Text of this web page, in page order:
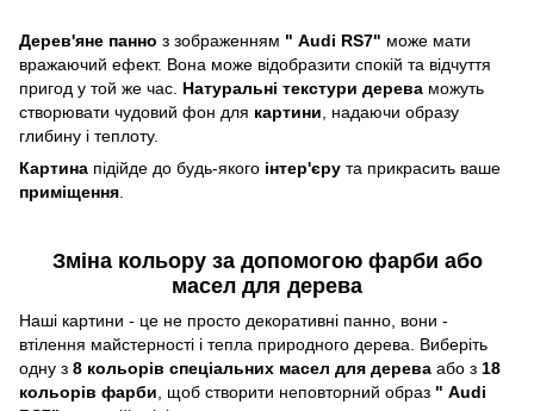
Дерев'яне панно з зображенням " Audi RS7" може мати
вражаючий ефект. Вона може відобразити спокій та відчуття
пригод у той же час. Натуральні текстури дерева можуть
створювати чудовий фон для картини , надаючи образу
глибину і теплоту.
Картина підійде до будь-якого інтер'єру та прикрасить ваше
приміщення
Зміна кольору за допомогою фарби або
масел для дерева
Наші картини - це не просто декоративні панно, вони -
втілення майстерності і тепла природного дерева. Виберіть
одну з 8 кольорів спеціальних масел для дерева або з 18
кольорів фарби , щоб створити неповторний образ " Audi